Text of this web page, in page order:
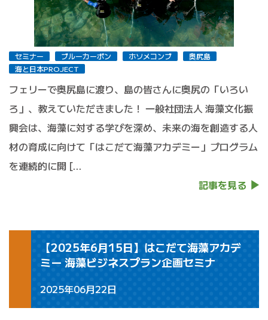
セミナー ブルーカーボン ホソメコンブ
奥尻島
海と日本PROJECT
フェリーで奥尻島に渡り、島の皆さんに奥尻の「いろい
ろ」、教えていただきました！ 一般社団法人 海藻文化振
興会は、海藻に対する学びを深め、未来の海を創造する人
材の育成に向けて「はこだて海藻アカデミー」プログラム
を連続的に開 […
記事を見る
【2025年6月15日】はこだて海藻アカデ
ミー 海藻ビジネスプラン企画セミナ
2025年06月22日